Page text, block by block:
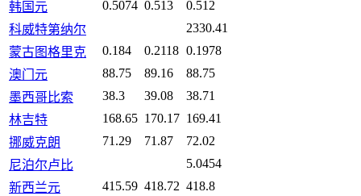
韩国元 0.5074 0.513
0.512
科威特第纳尔
2330.41
蒙古图格里克
0.184 0.2118 0.1978
澳门元
88.75 89.16
88.75
墨西哥比索
38.3 39.08
38.71
林吉特
168.65 170.17 169.41
挪威克朗
71.29 71.87
72.02
尼泊尔卢比
5.0454
新西兰元
415.59 418.72 418.8